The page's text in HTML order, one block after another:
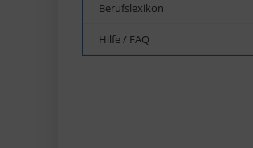
Berufslexikon
Hilfe / FAQ